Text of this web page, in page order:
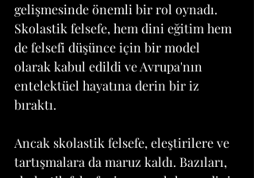
gelişmesinde önemli bir rol oynadı.
Skolastik felsefe, hem dini eğitim hem
de felsefi düşünce için bir model
olarak kabul edildi ve Avrupa'nın
entelektüel hayatına derin bir iz
bıraktı.
Ancak skolastik felsefe, eleştirilere ve
tartışmalara da maruz kaldı. Bazıları,